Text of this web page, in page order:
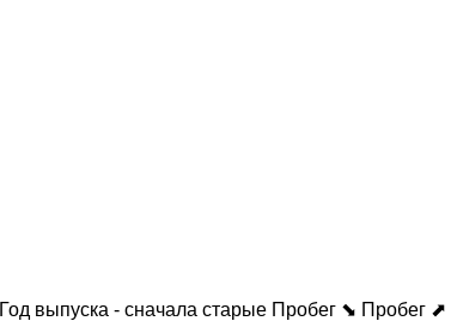
Год выпуска - сначала старые Пробег ⬊ Пробег ⬈